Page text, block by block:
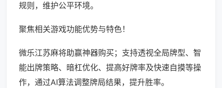
规则，维护公平环境。
聚焦相关游戏功能优势与特色！
微乐江苏麻将助赢神器购买；支持透视全局牌型、智
能出牌策略、暗杠优化、提高好牌率及快速自摸等操
作，通过AI算法调整牌局结果，提升胜率。